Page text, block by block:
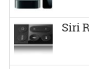
Siri